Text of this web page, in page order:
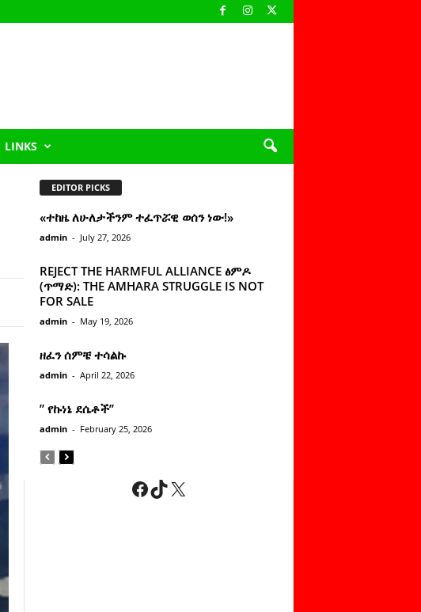
LINKS
EDITOR PICKS
«ተከዜ ለሁለታችንም ተፈጥሯዊ ወሰን ነው!»
admin - July 27, 2026
REJECT THE HARMFUL ALLIANCE ፅምዶ
(ጥማድ): THE AMHARA STRUGGLE IS NOT
FOR SALE
admin - May 19, 2026
ዘፈን ሰምቼ ተሳልኩ
admin - April 22, 2026
” የኩነኔ ደሴቶች’’
admin - February 25, 2026
Facebook
TikTok
X